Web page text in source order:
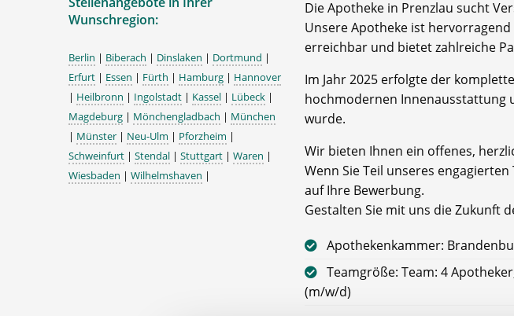
Die Apotheke in Prenzlau sucht
Unsere Apotheke ist
erreichbar und bietet zahlreiche
Im Jahr 2025 erfolgte der
hochmodernen Innenausstattung
wurde.
Wir bieten Ihnen ein offenes,
Wenn Sie Teil unseres
auf Ihre Bewerbung.
Gestalten Sie mit uns die Zukunft
Apothekenkammer:
Teamgröße: Team: 4
(m/w/d)
Wunschregion:
Berlin | Biberach | Dinslaken | Dortmund |
Erfurt | Essen | Fürth | Hamburg | Hannover
| Heilbronn | Ingolstadt | Kassel | Lübeck |
Magdeburg | Mönchengladbach | München
| Münster | Neu-Ulm | Pforzheim |
Schweinfurt | Stendal | Stuttgart | Waren |
Wiesbaden | Wilhelmshaven |